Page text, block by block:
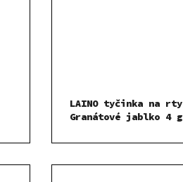
LAINO tyčinka na rty
Granátové jablko 4 g